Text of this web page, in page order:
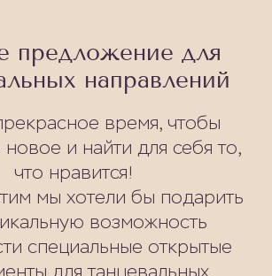
предложение для
направлений
время, чтобы
и найти для себя то,
что нравится!
мы хотели бы подарить
возможность
специальные открытые